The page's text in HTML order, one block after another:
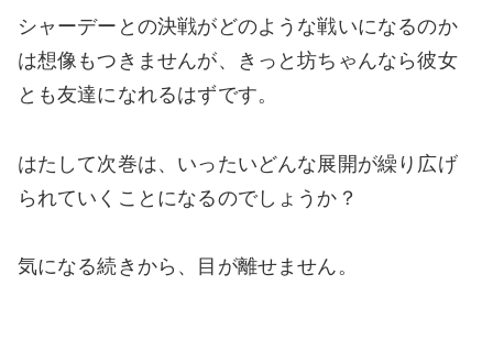
シャーデーとの決戦がどのような戦いになるのか
は想像もつきませんが、きっと坊ちゃんなら彼女
とも友達になれるはずです。
はたして次巻は、いったいどんな展開が繰り広げ
られていくことになるのでしょうか？
気になる続きから、目が離せません。